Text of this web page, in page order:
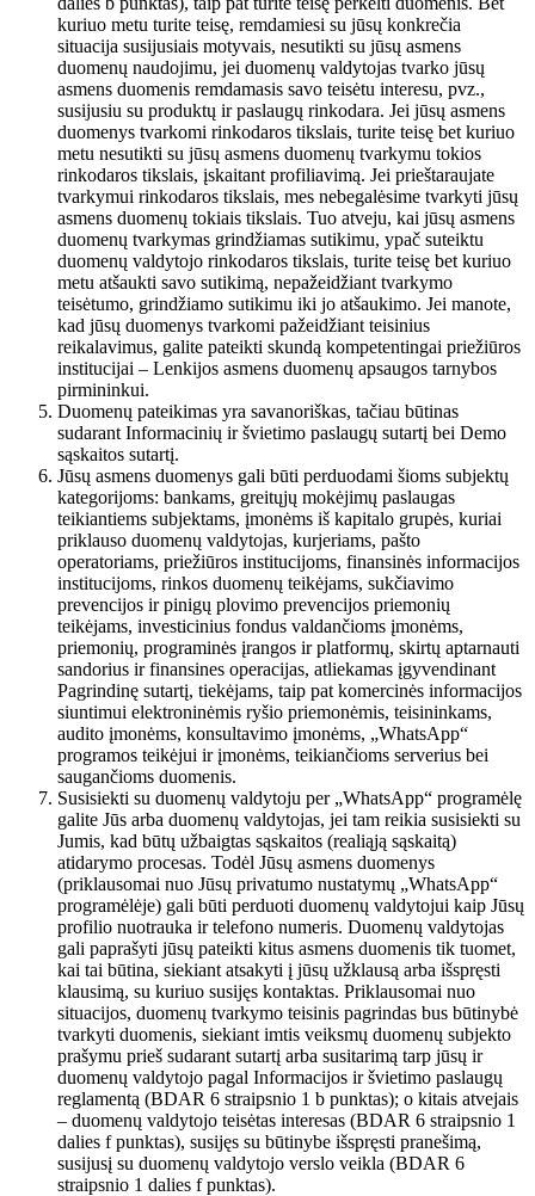
kuriuo metu turite teisę, remdamiesi su jūsų konkrečia
situacija susijusiais motyvais, nesutikti su jūsų asmens
duomenų naudojimu, jei duomenų valdytojas tvarko jūsų
asmens duomenis remdamasis savo teisėtu interesu, pvz.,
susijusiu su produktų ir paslaugų rinkodara. Jei jūsų asmens
duomenys tvarkomi rinkodaros tikslais, turite teisę bet kuriuo
metu nesutikti su jūsų asmens duomenų tvarkymu tokios
rinkodaros tikslais, įskaitant profiliavimą. Jei prieštaraujate
tvarkymui rinkodaros tikslais, mes nebegalėsime tvarkyti jūsų
asmens duomenų tokiais tikslais. Tuo atveju, kai jūsų asmens
duomenų tvarkymas grindžiamas sutikimu, ypač suteiktu
duomenų valdytojo rinkodaros tikslais, turite teisę bet kuriuo
metu atšaukti savo sutikimą, nepažeidžiant tvarkymo
teisėtumo, grindžiamo sutikimu iki jo atšaukimo. Jei manote,
kad jūsų duomenys tvarkomi pažeidžiant teisinius
reikalavimus, galite pateikti skundą kompetentingai priežiūros
institucijai – Lenkijos asmens duomenų apsaugos tarnybos
pirmininkui.
Duomenų pateikimas yra savanoriškas, tačiau būtinas
sudarant Informacinių ir švietimo paslaugų sutartį bei Demo
sąskaitos sutartį.
Jūsų asmens duomenys gali būti perduodami šioms subjektų
kategorijoms: bankams, greitųjų mokėjimų paslaugas
teikiantiems subjektams, įmonėms iš kapitalo grupės, kuriai
priklauso duomenų valdytojas, kurjeriams, pašto
operatoriams, priežiūros institucijoms, finansinės informacijos
institucijoms, rinkos duomenų teikėjams, sukčiavimo
prevencijos ir pinigų plovimo prevencijos priemonių
teikėjams, investicinius fondus valdančioms įmonėms,
priemonių, programinės įrangos ir platformų, skirtų aptarnauti
sandorius ir finansines operacijas, atliekamas įgyvendinant
Pagrindinę sutartį, tiekėjams, taip pat komercinės informacijos
siuntimui elektroninėmis ryšio priemonėmis, teisininkams,
audito įmonėms, konsultavimo įmonėms, „WhatsApp“
programos teikėjui ir įmonėms, teikiančioms serverius bei
saugančioms duomenis.
Susisiekti su duomenų valdytoju per „WhatsApp“ programėlę
galite Jūs arba duomenų valdytojas, jei tam reikia susisiekti su
Jumis, kad būtų užbaigtas sąskaitos (realiąją sąskaitą)
atidarymo procesas. Todėl Jūsų asmens duomenys
(priklausomai nuo Jūsų privatumo nustatymų „WhatsApp“
programėlėje) gali būti perduoti duomenų valdytojui kaip Jūsų
profilio nuotrauka ir telefono numeris. Duomenų valdytojas
gali paprašyti jūsų pateikti kitus asmens duomenis tik tuomet,
kai tai būtina, siekiant atsakyti į jūsų užklausą arba išspręsti
klausimą, su kuriuo susijęs kontaktas. Priklausomai nuo
situacijos, duomenų tvarkymo teisinis pagrindas bus būtinybė
tvarkyti duomenis, siekiant imtis veiksmų duomenų subjekto
prašymu prieš sudarant sutartį arba susitarimą tarp jūsų ir
duomenų valdytojo pagal Informacijos ir švietimo paslaugų
reglamentą (BDAR 6 straipsnio 1 b punktas); o kitais atvejais
– duomenų valdytojo teisėtas interesas (BDAR 6 straipsnio 1
dalies f punktas), susijęs su būtinybe išspręsti pranešimą,
susijusį su duomenų valdytojo verslo veikla (BDAR 6
straipsnio 1 dalies f punktas).